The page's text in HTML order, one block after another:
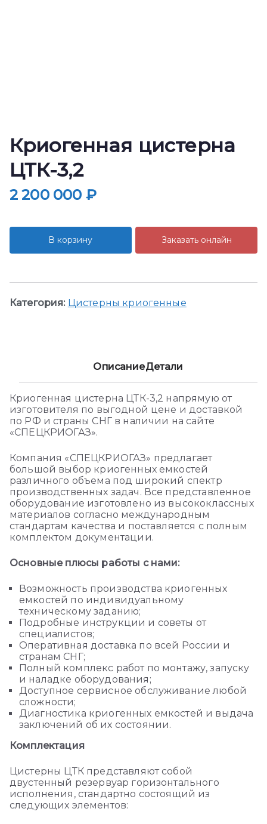
Криогенная цистерна
ЦТК-3,2
2 200 000 ₽
В корзину Заказать онлайн
Категория: Цистерны криогенные
ОписаниеДетали
Криогенная цистерна ЦТК-3,2 напрямую от
изготовителя по выгодной цене и доставкой
по РФ и страны СНГ в наличии на сайте
«СПЕЦКРИОГАЗ».
Компания «СПЕЦКРИОГАЗ» предлагает
большой выбор криогенных емкостей
различного объема под широкий спектр
производственных задач. Все представленное
оборудование изготовлено из высококлассных
материалов согласно международным
стандартам качества и поставляется с полным
комплектом документации.
Основные плюсы работы с нами:
Возможность производства криогенных
емкостей по индивидуальному
техническому заданию;
Подробные инструкции и советы от
специалистов;
Оперативная доставка по всей России и
странам СНГ;
Полный комплекс работ по монтажу, запуску
и наладке оборудования;
Доступное сервисное обслуживание любой
сложности;
Диагностика криогенных емкостей и выдача
заключений об их состоянии.
Комплектация
Цистерны ЦТК представляют собой
двустенный резервуар горизонтального
исполнения, стандартно состоящий из
следующих элементов: